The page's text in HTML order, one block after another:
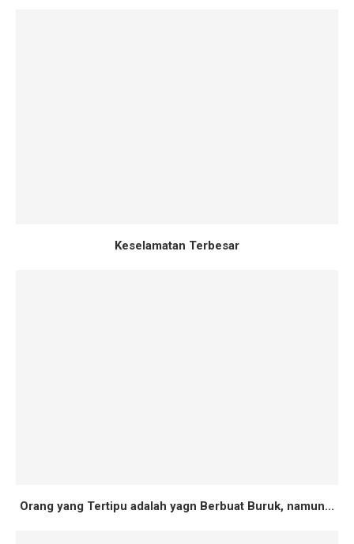
Keselamatan Terbesar
Orang yang Tertipu adalah yagn Berbuat Buruk, namun...